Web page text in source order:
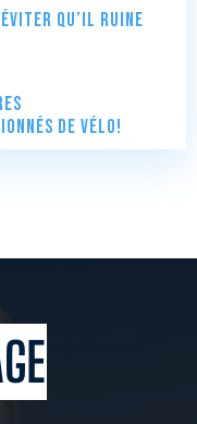
qu’il ruine
de vélo!